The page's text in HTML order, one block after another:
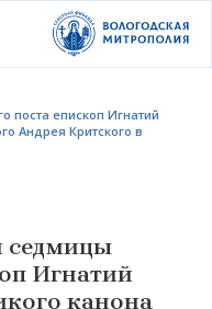
поста епископ Игнатий
Андрея Критского в
седмицы
Игнатий
канона